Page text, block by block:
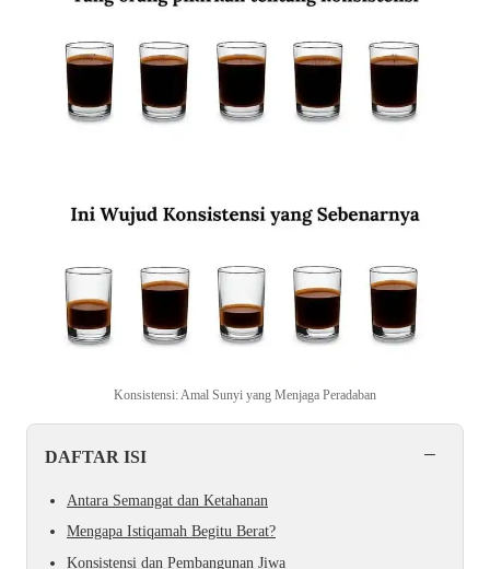
Konsistensi: Amal Sunyi yang Menjaga Peradaban
DAFTAR ISI −
Antara Semangat dan Ketahanan
Mengapa Istiqamah Begitu Berat?
Konsistensi dan Pembangunan Jiwa